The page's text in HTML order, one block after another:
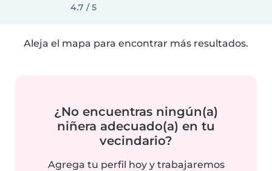
4.7 / 5
Aleja el mapa para encontrar más resultados.
¿No encuentras ningún(a)
niñera adecuado(a) en tu
vecindario?
Agrega tu perfil hoy y trabajaremos